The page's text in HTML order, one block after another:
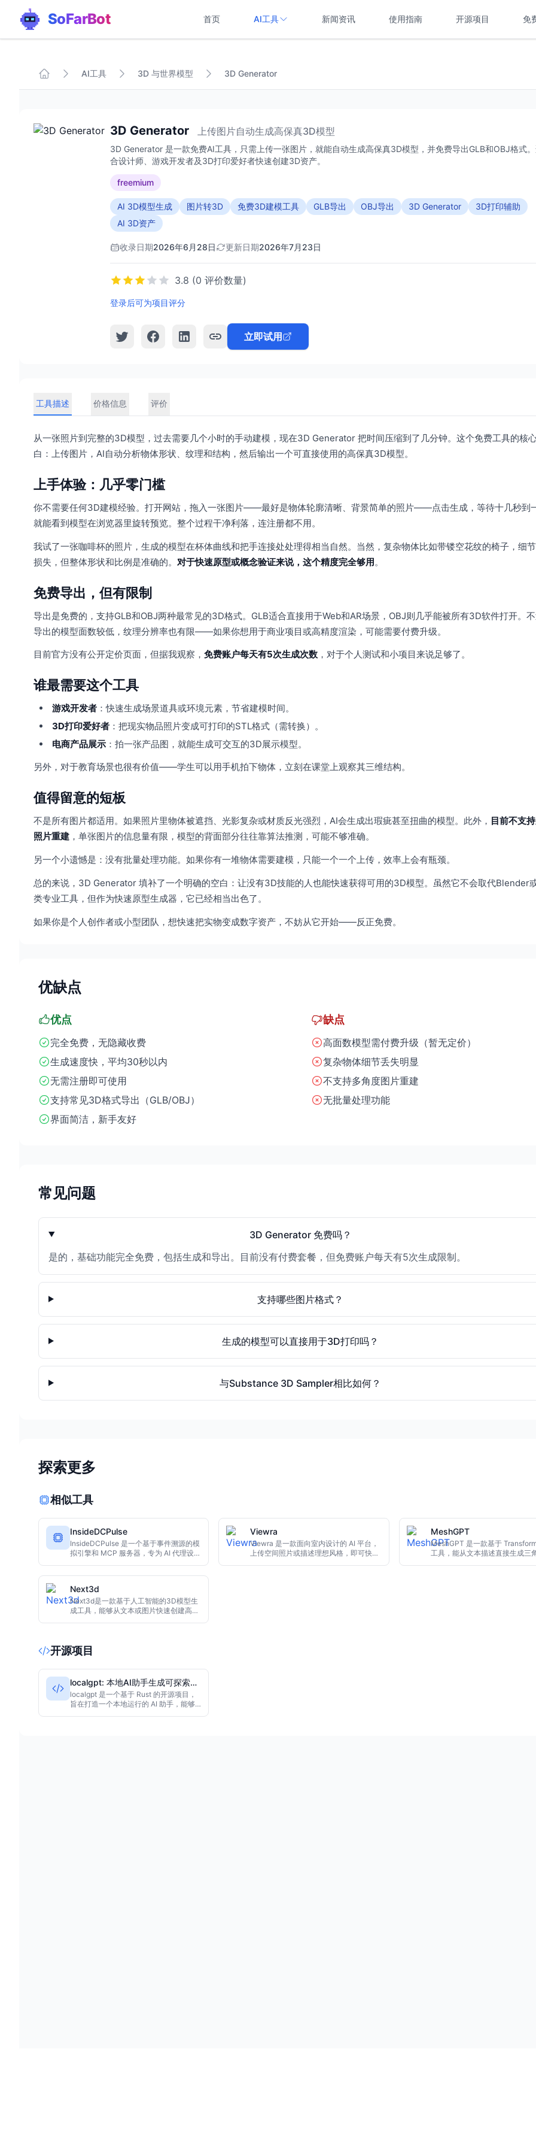
SoFarBot 首页 AI工具 新闻资讯 使用指南 开源项目 免
AI工具 3D 与世界模型 3D Generator
3D Generator 上传图片自动生成高保真3D模型
3D Generator 是一款免费AI工具，只需上传一张图片，就能自动生成高保真3D模型，并免费导出GLB和OBJ格式
合设计师、游戏开发者及3D打印爱好者快速创建3D资产。
freemium
AI 3D模型生成 图片转3D 免费3D建模工具 GLB导出 OBJ导出 3D Generator
3D打印辅助
AI 3D资产
收录日期2026年6月28日 更新日期2026年7月23日
3.8 (0 评价数量)
登录后可为项目评分
立即试用
工具描述 价格信息 评价
从一张照片到完整的3D模型，过去需要几个小时的手动建模，现在3D Generator 把时间压缩到了几分钟。这个免费工具的核
白：上传图片，AI自动分析物体形状、纹理和结构，然后输出一个可直接使用的高保真3D模型。
上手体验：几乎零门槛
你不需要任何3D建模经验。打开网站，拖入一张图片——最好是物体轮廓清晰、背景简单的照片——点击生成，等待十几秒到
就能看到模型在浏览器里旋转预览。整个过程干净利落，连注册都不用。
我试了一张咖啡杯的照片，生成的模型在杯体曲线和把手连接处处理得相当自然。当然，复杂物体比如带镂空花纹的椅子，细
损失，但整体形状和比例是准确的。 对于快速原型或概念验证来说，这个精度完全够用。
免费导出，但有限制
导出是免费的，支持GLB和OBJ两种最常见的3D格式。GLB适合直接用于Web和AR场景，OBJ则几乎能被所有3D软件打开。
导出的模型面数较低，纹理分辨率也有限——如果你想用于商业项目或高精度渲染，可能需要付费升级。
目前官方没有公开定价页面，但据我观察， 免费账户每天有5次生成次数 ，对于个人测试和小项目来说足够了。
谁最需要这个工具
游戏开发者：快速生成场景道具或环境元素，节省建模时间。
3D打印爱好者：把现实物品照片变成可打印的STL格式（需转换）。
电商产品展示：拍一张产品图，就能生成可交互的3D展示模型。
另外，对于教育场景也很有价值——学生可以用手机拍下物体，立刻在课堂上观察其三维结构。
值得留意的短板
不是所有图片都适用。如果照片里物体被遮挡、光影复杂或材质反光强烈，AI会生成出瑕疵甚至扭曲的模型。此外， 目前不支
照片重建 ，单张图片的信息量有限，模型的背面部分往往靠算法推测，可能不够准确。
另一个小遗憾是：没有批量处理功能。如果你有一堆物体需要建模，只能一个一个上传，效率上会有瓶颈。
总的来说，3D Generator 填补了一个明确的空白：让没有3D技能的人也能快速获得可用的3D模型。虽然它不会取代Blender
类专业工具，但作为快速原型生成器，它已经相当出色了。
如果你是个人创作者或小型团队，想快速把实物变成数字资产，不妨从它开始——反正免费。
优缺点
优点
完全免费，无隐藏收费
生成速度快，平均30秒以内
无需注册即可使用
支持常见3D格式导出（GLB/OBJ）
界面简洁，新手友好
缺点
高面数模型需付费升级（暂无定价）
复杂物体细节丢失明显
不支持多角度图片重建
无批量处理功能
常见问题
3D Generator 免费吗？
是的，基础功能完全免费，包括生成和导出。目前没有付费套餐，但免费账户每天有5次生成限制。
支持哪些图片格式？
生成的模型可以直接用于3D打印吗？
与Substance 3D Sampler相比如何？
探索更多
相似工具
InsideDCPulse
InsideDCPulse 是一个基于事件溯源的模
拟引擎和 MCP 服务器，专为 AI 代理设
稳定基础。
Viewra
Viewra 是一款面向室内设计的 AI 平台，
上传空间照片或描述理想风格，即可快速
MeshGPT
MeshGPT 是一款基于
工具，能从文本描述直接生成三
Next3d
Next3d是一款基于人工智能的3D模型生
成工具，能够从文本或图片快速创建高质
开源项目
localgpt: 本地AI助手生成可探索世
界
localgpt 是一个基于 Rust 的开源项目，
旨在打造一个本地运行的 AI 助手，能够